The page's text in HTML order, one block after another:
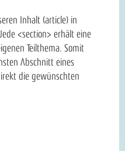
Inhalt (article) in
<section> erhält eine
Teilthema. Somit
Abschnitt eines
die gewünschten